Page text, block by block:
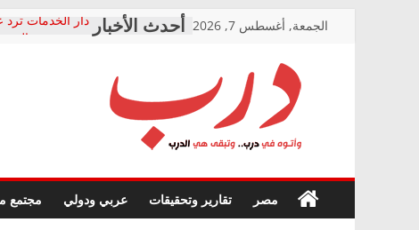
الجمعة, أغسطس 7, 2026
دار الخدمات ترد
معاناة أصحاب
فرحات سليمان
حزب التحالف
صور .. اعتماد
الوزاري لمدينة
إنشاء المبنى
درب
في
درب..
مصر تقارير وتحقيقات عربي ودولي مجتمع